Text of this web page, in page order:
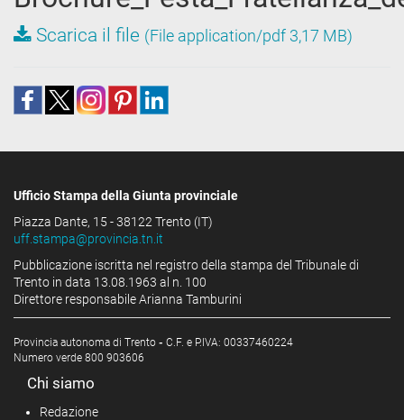
Scarica il file (File application/pdf 3,17 MB)
Ufficio Stampa della Giunta provinciale
Piazza Dante, 15 - 38122 Trento (IT)
uff.stampa@provincia.tn.it
Pubblicazione iscritta nel registro della stampa del Tribunale di
Trento in data 13.08.1963 al n. 100
Direttore responsabile Arianna Tamburini
Provincia autonoma di Trento - C.F. e P.IVA: 00337460224
Numero verde 800 903606
Chi siamo
Redazione